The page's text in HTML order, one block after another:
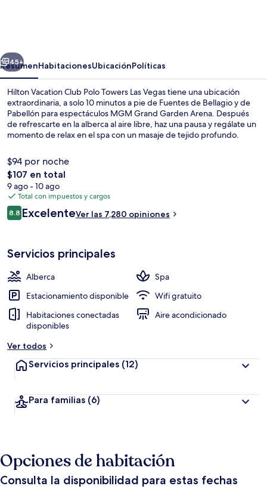
Towers
Las
Vegas
Siguiente
45+
ResumenHabitacionesUbicaciónPolíticas
Hilton Vacation Club Polo Towers Las Vegas tiene una ubicación
extraordinaria, a solo 10 minutos a pie de Fuentes de Bellagio y de
Pabellón para espectáculos MGM Grand Garden Arena. Después
de refrescarte en la alberca al aire libre, haz una pausa y regálate un
momento de relax en el spa con un masaje de tejido profundo.
amenidades como refrigerador y microondas en sus habitaciones. A
otros visitantes les encantan las amenidades y características como
la alberca y el personal amable. La propiedad está a una corta
distancia a pie de algunas opciones de transporte público: Estación
de monorraíl MGM Grand está a 11 minutos.
$94 por noche
El
precio
total
es
de
$107 en total
9 ago - 10 ago
Total con impuestos y cargos
Opiniones
8.88.8 de 10,
ExcelenteVer las 7,280 opiniones
Servicios principales
Alberca
Spa
Estacionamiento disponible
Wifi gratuito
Habitaciones conectadas
disponibles
Aire acondicionado
Ver todos
Servicios principales (12)
Para familias (6)
Opciones de habitación
Consulta la disponibilidad para estas fechas